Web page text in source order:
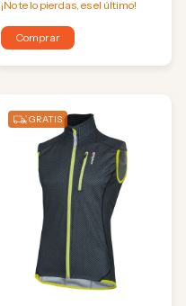
¡No te lo pierdas, es el último!
Comprar
GRATIS